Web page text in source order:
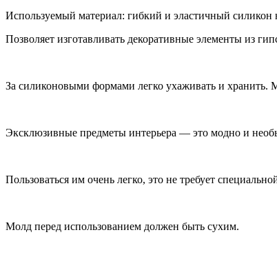
Используемый материал: гибкий и эластичный
Позволяет изготавливать декоративные элементы из
За силиконовыми формами легко ухаживать и хранить.
Эксклюзивные предметы интерьера — это модно и
Пользоваться им очень легко, это не требует
Молд перед использованием должен быть сухим.